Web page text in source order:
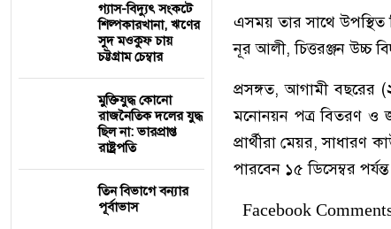
গ্যাস-বিদ্যুৎ সংকটে
শিল্পকারখানা, ঋণের
সুদ মওকুফ চায়
চট্টগ্রাম চেম্বার
মুক্তিযুদ্ধ কোনো
রাজনৈতিক দলের যুদ্ধ
ছিল না: ভারপ্রাপ্ত
রাষ্ট্রপতি
তিন বিভাগে বন্যার
পূর্বাভাস
এসময় তার সাথে উপস্থিত
নূর আলী, চিত্তরঞ্জন উচ্চ
প্রসঙ্গত, আগামী বছরের
মনোনয়ন পত্র বিতরণ ও
প্রার্থীরা মেয়র, সাধারণ
পারবেন ১৫ ডিসেম্বর
Facebook